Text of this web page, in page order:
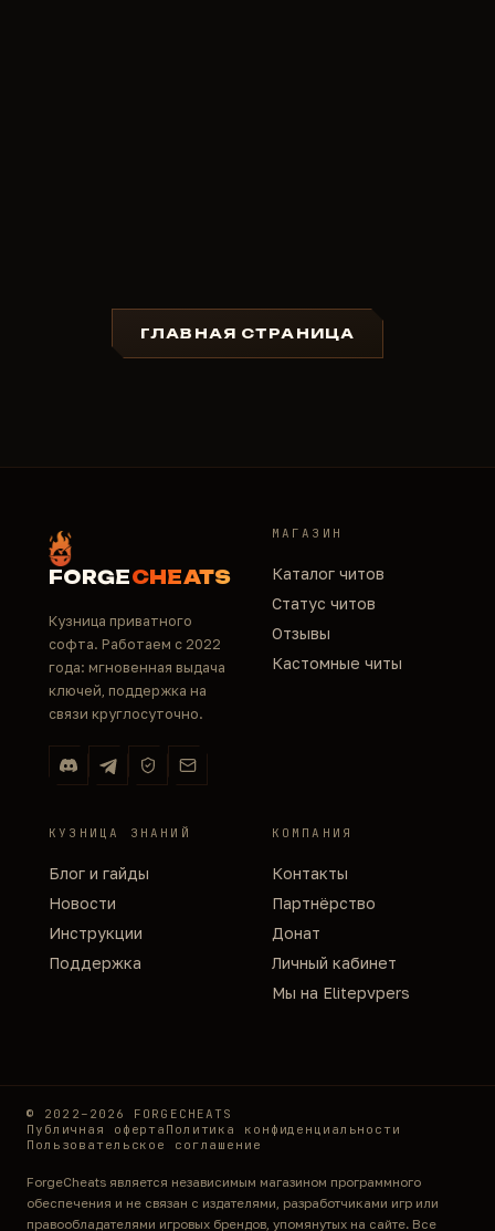
ГЛАВНАЯ СТРАНИЦА
FORGECHEATS
Кузница приватного
софта. Работаем с 2022
года: мгновенная выдача
ключей, поддержка на
связи круглосуточно.
МАГАЗИН
Каталог читов
Статус читов
Отзывы
Кастомные читы
КУЗНИЦА ЗНАНИЙ
Блог и гайды
Новости
Инструкции
Поддержка
КОМПАНИЯ
Контакты
Партнёрство
Донат
Личный кабинет
Мы на Elitepvpers
© 2022–2026 FORGECHEATS
Публичная оферта Политика конфиденциальности
Пользовательское соглашение
ForgeCheats является независимым магазином программного
обеспечения и не связан с издателями, разработчиками игр или
правообладателями игровых брендов, упомянутых на сайте. Все